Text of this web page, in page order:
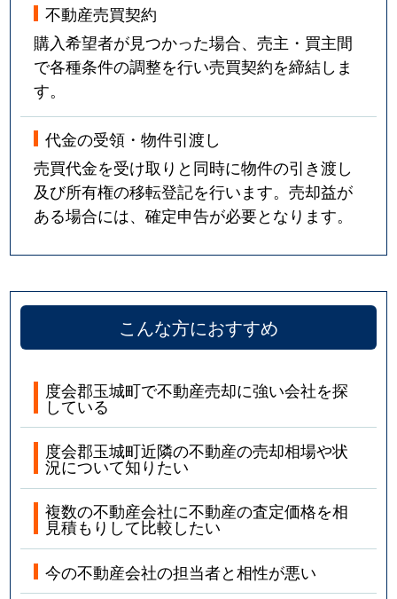
不動産売買契約
購入希望者が見つかった場合、売主・買主間
で各種条件の調整を行い売買契約を締結しま
す。
代金の受領・物件引渡し
売買代金を受け取りと同時に物件の引き渡し
及び所有権の移転登記を行います。売却益が
ある場合には、確定申告が必要となります。
こんな方におすすめ
度会郡玉城町で不動産売却に強い会社を探
している
度会郡玉城町近隣の不動産の売却相場や状
況について知りたい
複数の不動産会社に不動産の査定価格を相
見積もりして比較したい
今の不動産会社の担当者と相性が悪い